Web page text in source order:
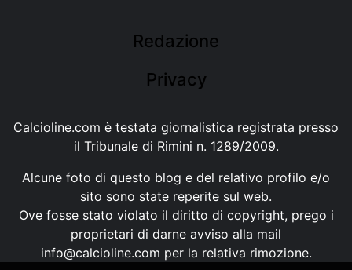
Redazione
Privacy
Calcioline.com è testata giornalistica registrata presso
il Tribunale di Rimini n. 1289/2009.
Alcune foto di questo blog e del relativo profilo e/o
sito sono state reperite sul web.
Ove fosse stato violato il diritto di copyright, prego i
proprietari di darne avviso alla mail
info@calcioline.com per la relativa rimozione.